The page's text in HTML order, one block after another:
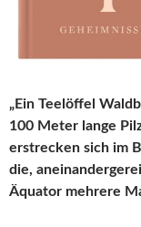
„Ein Teelöffel
100 Meter lange
erstrecken sich im
die,
Äquator mehrere